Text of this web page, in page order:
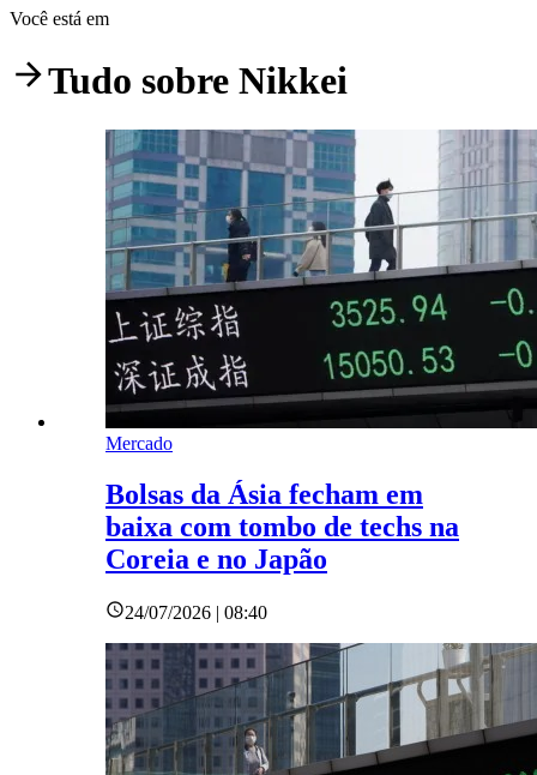
Você está em
Tudo sobre Nikkei
Mercado
Bolsas da Ásia fecham em
baixa com tombo de techs na
Coreia e no Japão
24/07/2026 | 08:40